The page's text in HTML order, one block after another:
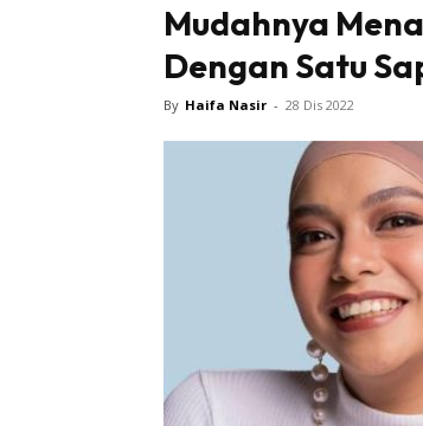
Mudahnya
Dengan Satu
By Haifa Nasir - 28 Dis 2022